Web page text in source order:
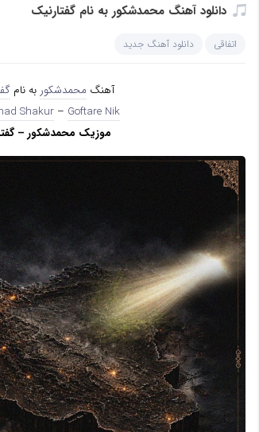
دانلود آهنگ محمدشکور به نام گفتارنیک
اتفاقی دانلود آهنگ جدید
آهنگ محمدشکور به نام
Shakur– Goftare Nik
موزیک محمدشکور –